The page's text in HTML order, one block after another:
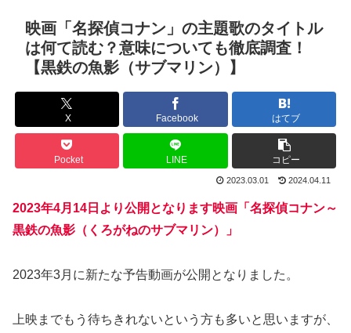
映画「名探偵コナン」の主題歌のタイトル
は何て読む？意味についても徹底調査！
【黒鉄の魚影（サブマリン）】
X Facebook はてブ
Pocket LINE コピー
2023.03.01 2024.04.11
2023年4月14日より公開となります映画「名探偵コナン～
黒鉄の魚影（くろがねのサブマリン）」
2023年3月に新たな予告動画が公開となりました。
上映までもう待ちきれないという方も多いと思いますが、